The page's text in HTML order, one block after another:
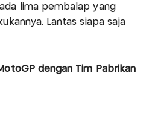
lima pembalap yang
Lantas siapa saja
dengan Tim Pabrikan